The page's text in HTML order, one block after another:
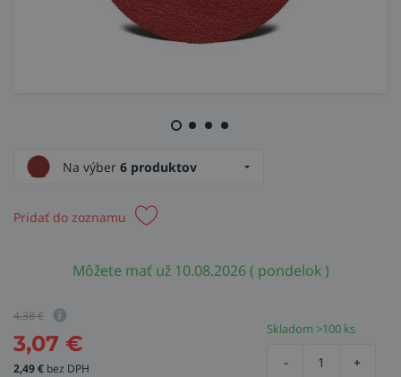
Na výber 6 produktov
Pridať do zoznamu
Môžete mať už 10.08.2026 ( pondelok )
4,38€
3,07 €
2,49€ bez DPH
Skladom >100 ks
- +